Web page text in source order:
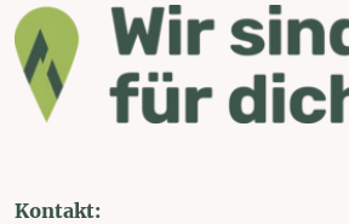
Kontakt: